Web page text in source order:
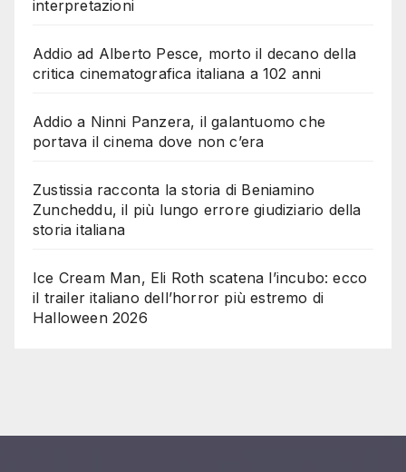
interpretazioni
Addio ad Alberto Pesce, morto il decano della
critica cinematografica italiana a 102 anni
Addio a Ninni Panzera, il galantuomo che
portava il cinema dove non c’era
Zustissia racconta la storia di Beniamino
Zuncheddu, il più lungo errore giudiziario della
storia italiana
Ice Cream Man, Eli Roth scatena l’incubo: ecco
il trailer italiano dell’horror più estremo di
Halloween 2026